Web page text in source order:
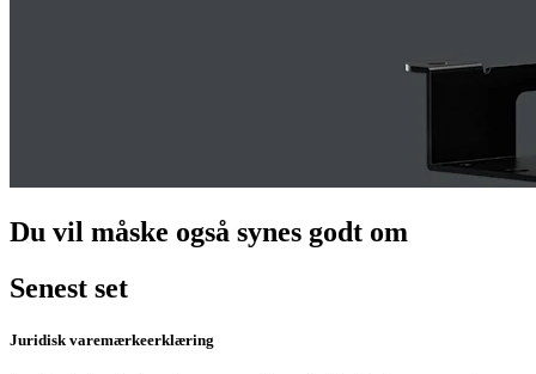
Du vil måske også synes godt om
Senest set
Juridisk varemærkeerklæring